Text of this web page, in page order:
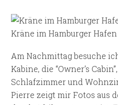
Kräne im Hamburger Hafen
Am Nachmittag besuche
Kabine, die “Owner’s
Schlafzimmer und
Pierre zeigt mir Fotos aus